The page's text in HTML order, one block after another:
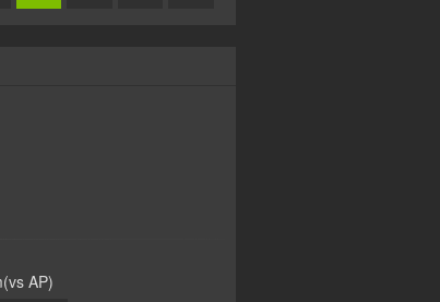
AP)